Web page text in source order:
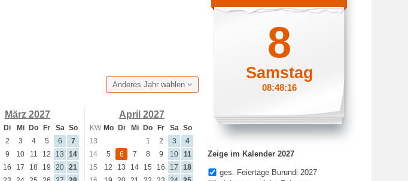
Anderes Jahr wählen
März 2027
Di Mi Do Fr Sa So
2 3 4 5 6
7
9 10 11 12 13
14
16 17 18 19 20 21
April 2027
KW Mo Di Mi Do Fr Sa So
13
1 2 3
4
14
5 6 7 8 9 10
11
15
12 13 14 15 16 17
18
8
Samstag
08:48:16
Zeige im Kalender 2027
ges. Feiertage Burundi 2027